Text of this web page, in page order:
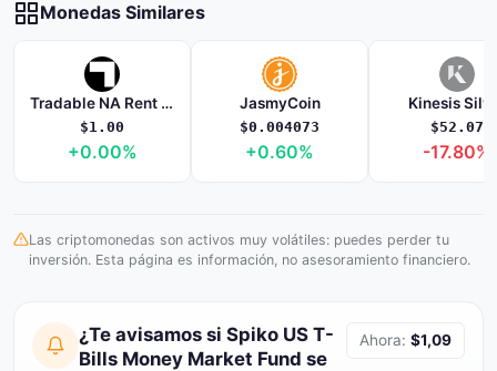
Monedas Similares
Tradable NA Rent Financing Platform SSTN
$1.00
+0.00%
JasmyCoin
$0.004073
+0.60%
Kinesis
$52.07
-17.80%
Las criptomonedas son activos muy volátiles: puedes perder tu
inversión. Esta página es información, no asesoramiento financiero.
¿Te avisamos si Spiko US T-
Bills Money Market Fund se
Ahora: $1,09